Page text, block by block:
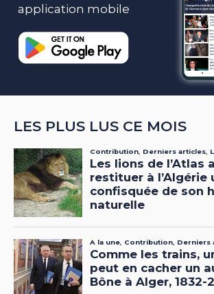
application mobile
LES PLUS LUS CE MOIS